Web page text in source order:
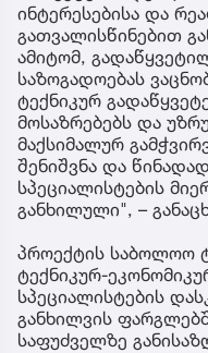
ინტერესებისა და
გათვალისწინებით
ამიტომ,
საზოგადოებას
ტექნიკურ
მოსაზრებებს და
მაქსიმალურ
შენიშვნა და
სპეციალისტების
განხილული", –
პროექტის საბოლოო
ტექნიკურ-
სპეციალისტების
განხილვის
საფუძველზე